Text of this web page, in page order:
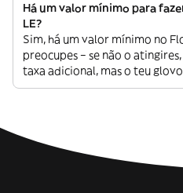
Há um valor mínimo para
LE?
Sim, há um valor mínimo no
preocupes – se não o
taxa adicional, mas o teu